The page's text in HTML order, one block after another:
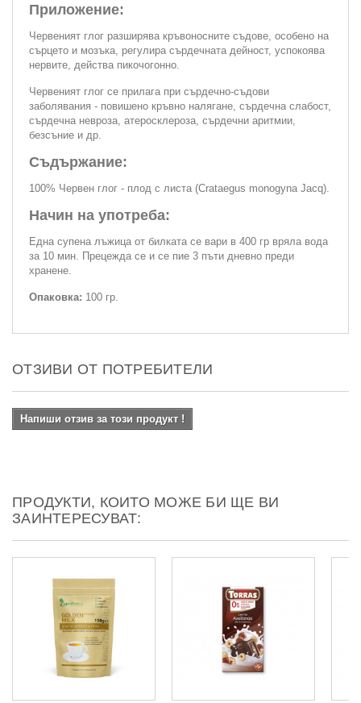
Приложение:
Червеният глог разширява кръвоносните съдове, особено на
сърцето и мозъка, регулира сърдечната дейност, успокоява
нервите, действа пикочогонно.
Червеният глог се прилага при сърдечно-съдови
заболявания - повишено кръвно налягане, сърдечна слабост,
сърдечна невроза, атеросклероза, сърдечни аритмии,
безсъние и др.
Съдържание:
100% Червен глог - плод с листа (Crataegus monogyna Jacq).
Начин на употреба:
Една супена лъжица от билката се вари в 400 гр вряла вода
за 10 мин. Прецежда се и се пие 3 пъти дневно преди
хранене.
Опаковка: 100 гр.
ОТЗИВИ ОТ ПОТРЕБИТЕЛИ
Напиши отзив за този продукт !
ПРОДУКТИ, КОИТО МОЖЕ БИ ЩЕ ВИ
ЗАИНТЕРЕСУВАТ: